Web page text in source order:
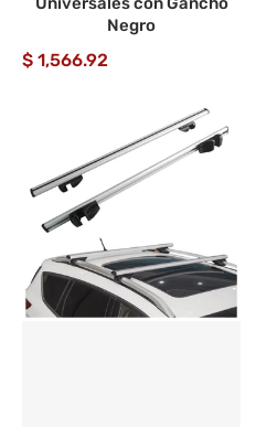
Negro
$ 1,566.92